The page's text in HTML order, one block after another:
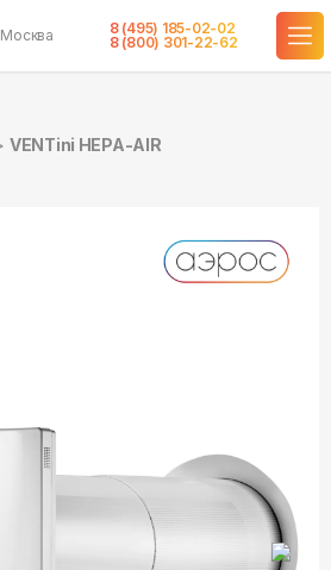
Москва
8 (495) 185-02-02
8 (800) 301-22-62
VENTini HEPA-AIR